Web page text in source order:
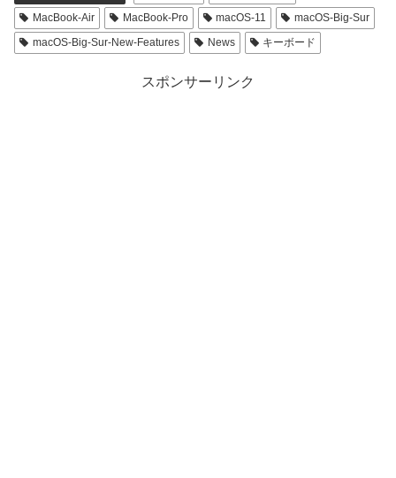
MacBook-Air
MacBook-Pro macOS-11
macOS-Big-Sur
macOS-Big-Sur-New-Features
News キーボード
スポンサーリンク